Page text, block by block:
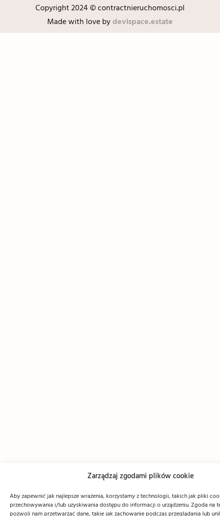
Zarządzaj zgodami plików cookie
Aby zapewnić jak najlepsze wrażenia, korzystamy z technologii, takich jak pliki
przechowywania i/lub uzyskiwania dostępu do informacji o urządzeniu. Zgoda na
pozwoli nam przetwarzać dane, takie jak zachowanie podczas przeglądania lub
Copyright 2024 © contractnieruchomosci.pl
Made with love bydevispace.estate